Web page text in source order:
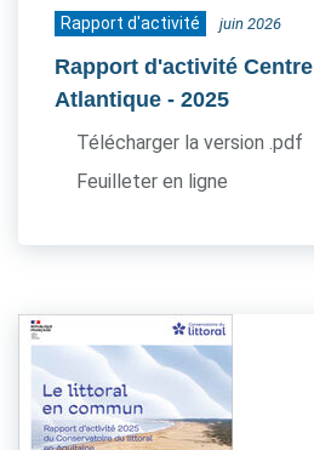
Rapport d'activité juin 2026
Rapport d'activité Centre
Atlantique - 2025
Télécharger la version .pdf
Feuilleter en ligne